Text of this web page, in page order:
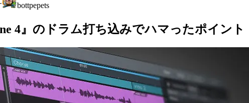
bottpepets
4』のドラム打ち込みでハマったポイント